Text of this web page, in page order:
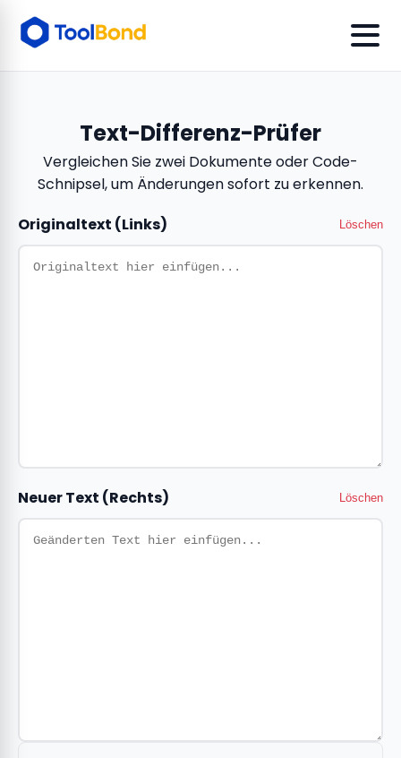
Text-Differenz-Prüfer
Vergleichen Sie zwei Dokumente oder Code-
Schnipsel, um Änderungen sofort zu erkennen.
Originaltext (Links)
Löschen
Neuer Text (Rechts) Löschen